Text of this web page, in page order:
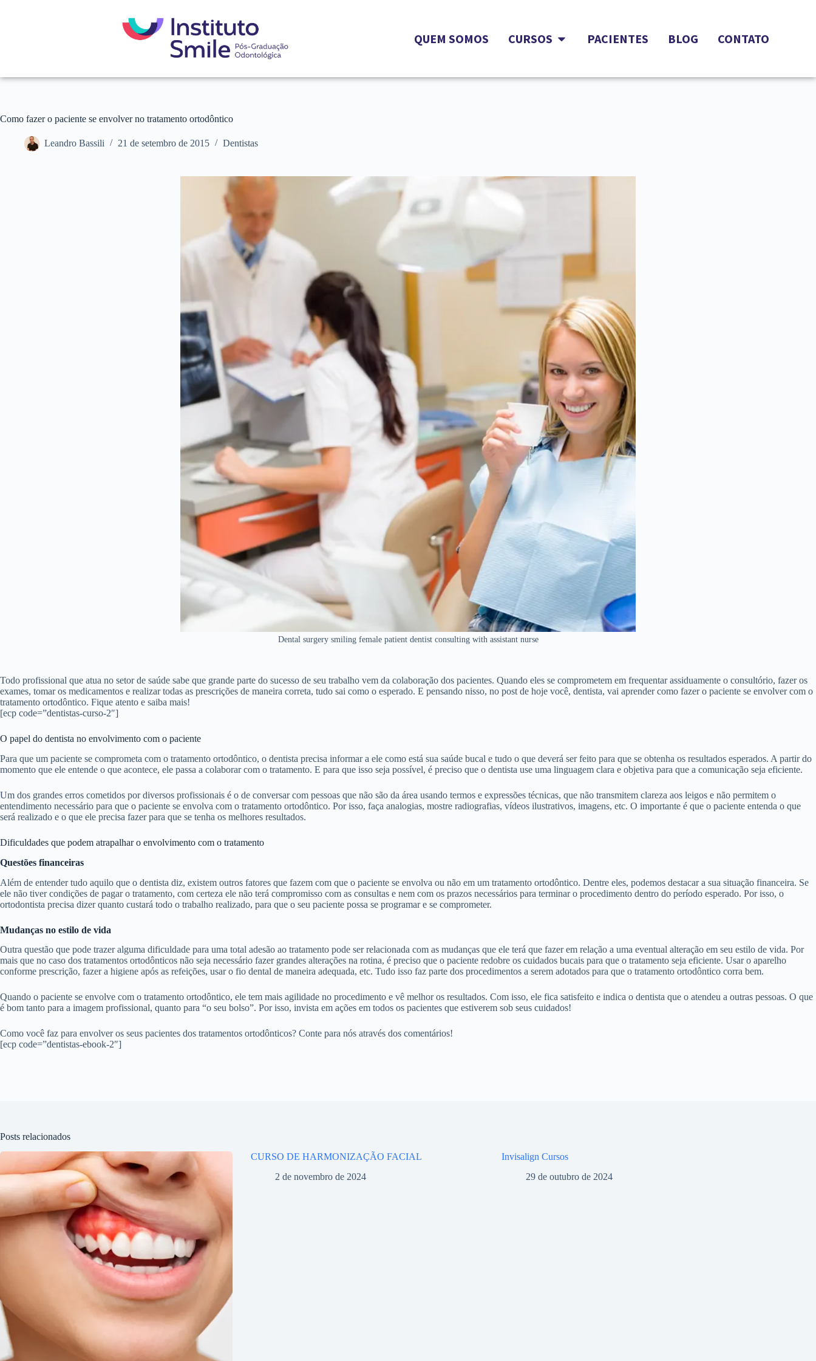
QUEM SOMOS CURSOS PACIENTES BLOG CONTATO
Como fazer o paciente se envolver no tratamento ortodôntico
Leandro Bassili 21 de setembro de 2015 Dentistas
Dental surgery smiling female patient dentist consulting with assistant nurse
Todo profissional que atua no setor de saúde sabe que grande parte do sucesso de seu trabalho vem da colaboração dos pacientes. Quando eles se comprometem em frequentar assiduamente o consultório, fazer os
exames, tomar os medicamentos e realizar todas as prescrições de maneira correta, tudo sai como o esperado. E pensando nisso, no post de hoje você, dentista, vai aprender como fazer o paciente se envolver com o
tratamento ortodôntico. Fique atento e saiba mais!
[ecp code=”dentistas-curso-2″]
O papel do dentista no envolvimento com o paciente
Para que um paciente se comprometa com o tratamento ortodôntico, o dentista precisa informar a ele como está sua saúde bucal e tudo o que deverá ser feito para que se obtenha os resultados esperados. A partir do
momento que ele entende o que acontece, ele passa a colaborar com o tratamento. E para que isso seja possível, é preciso que o dentista use uma linguagem clara e objetiva para que a comunicação seja eficiente.
Um dos grandes erros cometidos por diversos profissionais é o de conversar com pessoas que não são da área usando termos e expressões técnicas, que não transmitem clareza aos leigos e não permitem o
entendimento necessário para que o paciente se envolva com o tratamento ortodôntico. Por isso, faça analogias, mostre radiografias, vídeos ilustrativos, imagens, etc. O importante é que o paciente entenda o que
será realizado e o que ele precisa fazer para que se tenha os melhores resultados.
Dificuldades que podem atrapalhar o envolvimento com o tratamento
Questões financeiras
Além de entender tudo aquilo que o dentista diz, existem outros fatores que fazem com que o paciente se envolva ou não em um tratamento ortodôntico. Dentre eles, podemos destacar a sua situação financeira. Se
ele não tiver condições de pagar o tratamento, com certeza ele não terá compromisso com as consultas e nem com os prazos necessários para terminar o procedimento dentro do período esperado. Por isso, o
ortodontista precisa dizer quanto custará todo o trabalho realizado, para que o seu paciente possa se programar e se comprometer.
Mudanças no estilo de vida
Outra questão que pode trazer alguma dificuldade para uma total adesão ao tratamento pode ser relacionada com as mudanças que ele terá que fazer em relação a uma eventual alteração em seu estilo de vida. Por
mais que no caso dos tratamentos ortodônticos não seja necessário fazer grandes alterações na rotina, é preciso que o paciente redobre os cuidados bucais para que o tratamento seja eficiente. Usar o aparelho
conforme prescrição, fazer a higiene após as refeições, usar o fio dental de maneira adequada, etc. Tudo isso faz parte dos procedimentos a serem adotados para que o tratamento ortodôntico corra bem.
Quando o paciente se envolve com o tratamento ortodôntico, ele tem mais agilidade no procedimento e vê melhor os resultados. Com isso, ele fica satisfeito e indica o dentista que o atendeu a outras pessoas. O que
é bom tanto para a imagem profissional, quanto para “o seu bolso”. Por isso, invista em ações em todos os pacientes que estiverem sob seus cuidados!
Como você faz para envolver os seus pacientes dos tratamentos ortodônticos? Conte para nós através dos comentários!
[ecp code=”dentistas-ebook-2″]
Posts relacionados
CURSO DE HARMONIZAÇÃO FACIAL
2 de novembro de 2024
Invisalign Cursos
29 de outubro de 2024